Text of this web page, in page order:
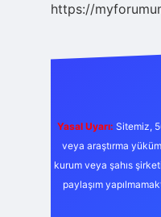
https://
Yasal Uyarı: Sitemiz,
veya araştırma
kurum veya şahıs
paylaşım